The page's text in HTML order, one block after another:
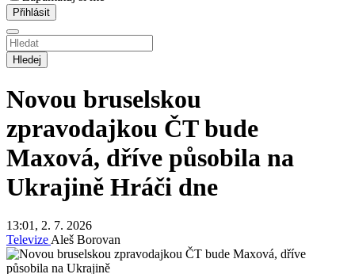
Hledej
Novou bruselskou
zpravodajkou ČT bude
Maxová, dříve působila na
Ukrajině Hráči dne
13:01, 2. 7. 2026
TelevizeAleš Borovan